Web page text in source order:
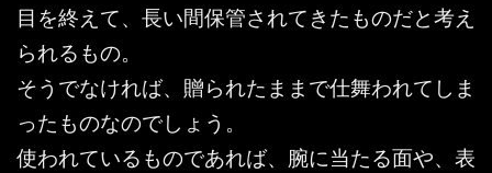
目を終えて、長い間保管されてきたものだと考え
られるもの。
そうでなければ、贈られたままで仕舞われてしま
ったものなのでしょう。
使われているものであれば、腕に当たる面や、表